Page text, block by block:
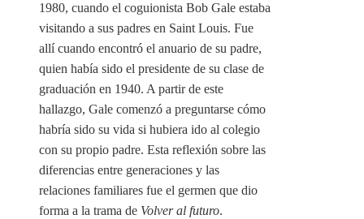
1980, cuando el coguionista Bob Gale estaba
visitando a sus padres en Saint Louis. Fue
allí cuando encontró el anuario de su padre,
quien había sido el presidente de su clase de
graduación en 1940. A partir de este
hallazgo, Gale comenzó a preguntarse cómo
habría sido su vida si hubiera ido al colegio
con su propio padre. Esta reflexión sobre las
diferencias entre generaciones y las
relaciones familiares fue el germen que dio
forma a la trama de Volver al futuro.